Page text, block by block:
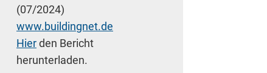
(07/2024)
www.buildingnet.de
Hierden Bericht
herunterladen.